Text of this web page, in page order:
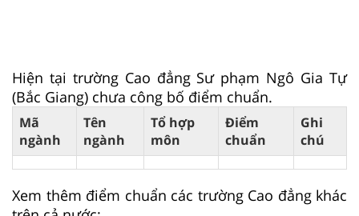
Hiện tại trường Cao đẳng Sư phạm Ngô Gia Tự
(Bắc Giang) chưa công bố điểm chuẩn.
Mã
ngành
Tên
ngành
Tổ hợp
môn
Điểm
chuẩn
Ghi
chú
Xem thêm điểm chuẩn các trường Cao đẳng khác